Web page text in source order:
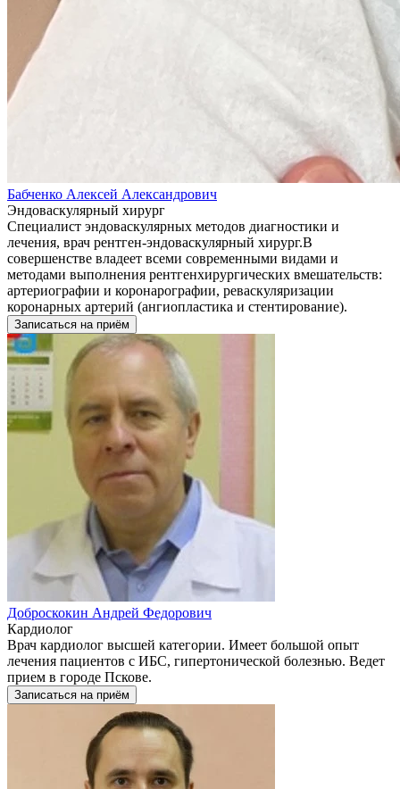
Бабченко Алексей Александрович
Эндоваскулярный хирург
Специалист эндоваскулярных методов диагностики и
лечения, врач рентген-эндоваскулярный хирург.В
совершенстве владеет всеми современными видами и
методами выполнения рентгенхирургических вмешательств:
артериографии и коронарографии, реваскуляризации
коронарных артерий (ангиопластика и стентирование).
Записаться на приём
Доброскокин Андрей Федорович
Кардиолог
Врач кардиолог высшей категории. Имеет большой опыт
лечения пациентов с ИБС, гипертонической болезнью. Ведет
прием в городе Пскове.
Записаться на приём